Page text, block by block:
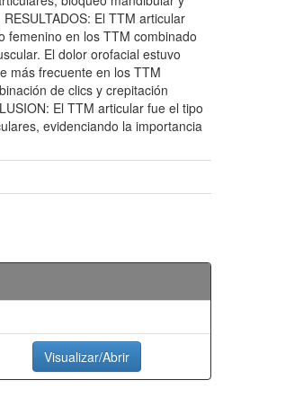
El TTM articular
femenino en los TTM combinado
El dolor orofacial estuvo
más frecuente en los TTM
de clics y crepitación
El TTM articular fue el tipo
evidenciando la importancia
Visualizar/Abrir